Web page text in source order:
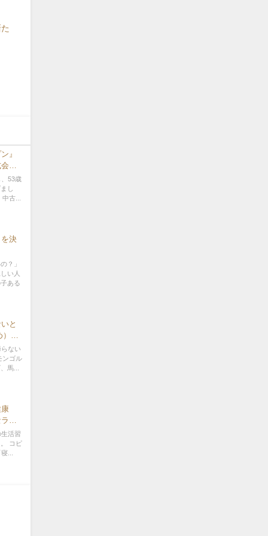
』
社
長兼
53歳
し
古...
を決
？」
い人
ある
と
）
ない
ンゴル
馬...
康
ピ
活習
コピ
...